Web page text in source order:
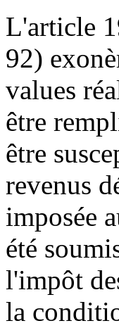
L'article
92)
values
être
être
revenus
imposée
été
l'impôt
la